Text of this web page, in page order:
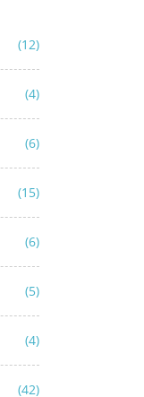
(12)
(4)
(6)
(15)
(6)
(5)
(4)
(42)